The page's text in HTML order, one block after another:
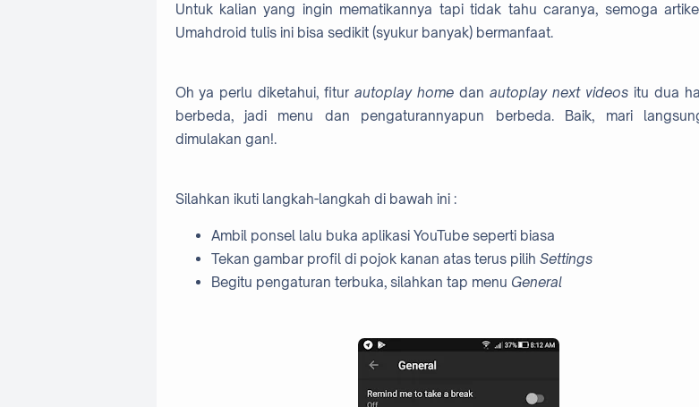
Untuk kalian yang ingin mematikannya tapi tidak tahu caranya, semoga
Umahdroid tulis ini bisa sedikit (syukur banyak) bermanfaat.
Oh ya perlu diketahui, fiturautoplay home dan autoplay next videositu dua
berbeda, jadi menu dan pengaturannyapun berbeda. Baik, mari
dimulakan gan!.
Silahkan ikuti langkah-langkah di bawah ini :
Ambil ponsel lalu buka aplikasi YouTube seperti biasa
Tekan gambar profil di pojok kanan atas terus pilih Settings
Begitu pengaturan terbuka, silahkan tap menu General